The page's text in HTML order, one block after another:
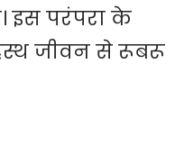
इस परंपरा के
जीवन से रूबरू